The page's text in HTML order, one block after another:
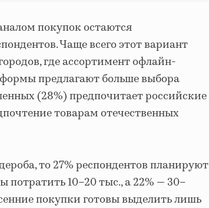
покупок остаются
Чаще всего этот вариант
где ассортимент офлайн-
предлагают больше выбора
(28%) предпочитает российские
товарам отечественных
то 27% респондентов планируют
потратить 10–20 тыс., а 22% — 30–
покупки готовы выделить лишь